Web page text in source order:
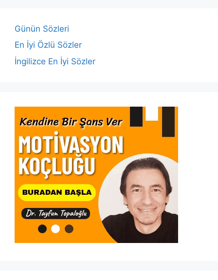
o
k
Günün Sözleri
En İyi Özlü Sözler
İngilizce En İyi Sözler